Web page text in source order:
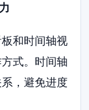
板和时间轴视
式。时间轴
，避免进度